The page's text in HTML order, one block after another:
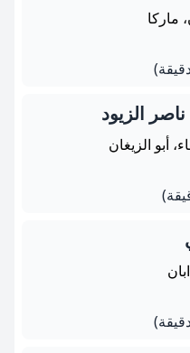
ماركا
الزيود
أبو الزيغان